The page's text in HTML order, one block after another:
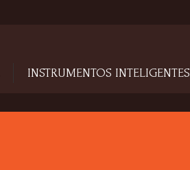
INSTRUMENTOS INTELIGENTES